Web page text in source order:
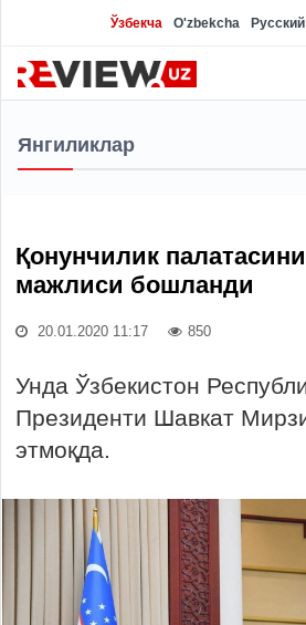
Ўзбекча O'zbekcha Русский
Янгиликлар
Қонунчилик
мажлиси бошланди
20.01.2020 11:17 850
Унда Ўзбекистон
Президенти Шавкат
этмоқда.